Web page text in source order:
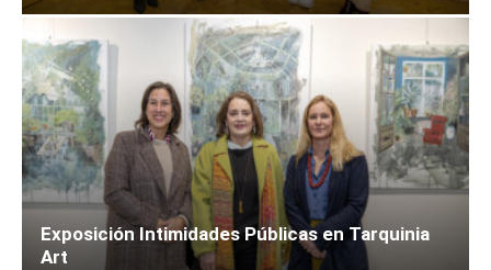
Exposición Intimidades Públicas en Tarquinia
Art